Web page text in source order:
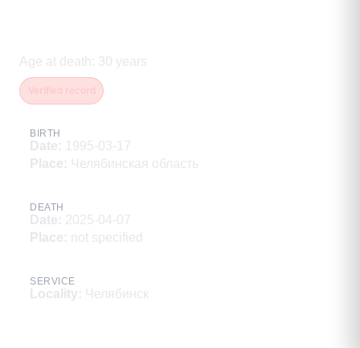
Age at death : 30 years
BIRTH
Date: 1995-03-17
Place: Челябинская область
DEATH
Date: 2025-04-07
Place: not specified
SERVICE
Locality: Челябинск